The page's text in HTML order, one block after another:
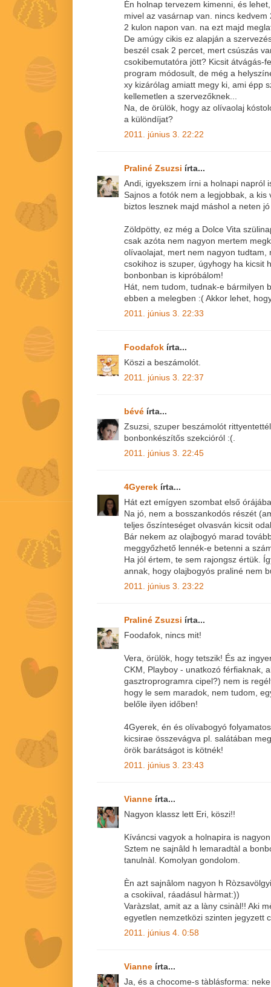
Én holnap tervezem kimenni, és
mivel az vasárnap van. nincs
2 kulon napon van. na ezt majd
De amúgy cikis ez alapján a
beszél csak 2 percet, mert csúszás
csokibemutatóra jött? Kicsit átvágás-
program módosult, de még a
xy kizárólag amiatt megy ki, ami épp
kellemetlen a szervezőknek...
Na, de örülök, hogy az olívaolaj
a különdíjat?
2011. június 3. 22:22
Praliné Zsuzsi írta...
Andi, igyekszem írni a holnapi napról
Sajnos a fotók nem a legjobbak, a
biztos lesznek majd máshol a neten
Zöldpötty, ez még a Dolce Vita
csak azóta nem nagyon mertem
olívaolajat, mert nem nagyon tudtam,
csokihoz is szuper, úgyhogy ha kicsit
bonbonban is kipróbálom!
Hát, nem tudom, tudnak-e bármilyen
ebben a melegben :( Akkor lehet,
2011. június 3. 22:33
Foodafok írta...
Köszi a beszámolót.
2011. június 3. 22:37
bévé írta...
Zsuzsi, szuper beszámolót
bonbonkészítős szekcióról :(.
2011. június 3. 22:45
4Gyerek írta...
Hát ezt emígyen szombat első
Na jó, nem a bosszankodós részét
teljes őszínteséget olvasván kicsit
Bár nekem az olajbogyó marad
meggyőzhető lennék-e betenni a
Ha jól értem, te sem rajongsz értük.
annak, hogy olajbogyós praliné nem
2011. június 3. 23:22
Praliné Zsuzsi írta...
Foodafok, nincs mit!
Vera, örülök, hogy tetszik! És az
CKM, Playboy - unatkozó férfiaknak,
gasztroprogramra cipel?) nem is
hogy le sem maradok, nem tudom,
belőle ilyen időben!
4Gyerek, én és olívabogyó
kicsirae összevágva pl. salátában
örök barátságot is kötnék!
2011. június 3. 23:43
Vianne írta...
Nagyon klassz lett Eri, köszi!!
Kíváncsi vagyok a holnapira is
Sztem ne sajnâld h lemaradtàl a
tanulnàl. Komolyan gondolom.
Èn azt sajnâlom nagyon h
a csokiival, ráadásul hàrmat:))
Varàzslat, amit az a làny csinàl!! Aki
egyetlen nemzetközi szinten jegyzett
2011. június 4. 0:58
Vianne írta...
Ja, és a chocome-s tàblásforma: